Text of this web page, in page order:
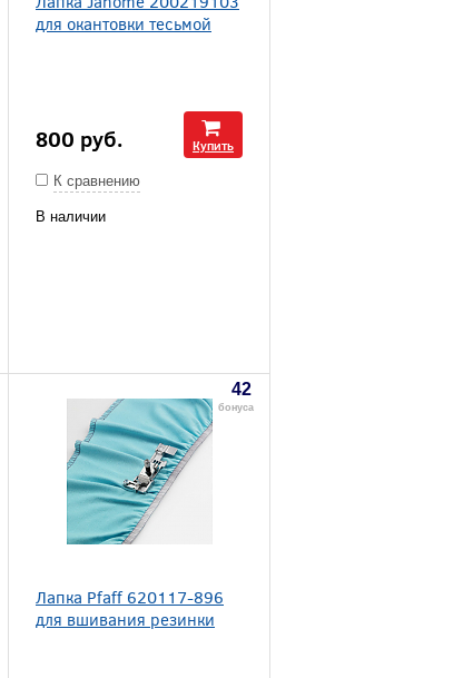
для окантовки тесьмой
800 руб. Купить
К сравнению
В наличии
42
бонуса
Лапка Pfaff 620117-896
для вшивания резинки